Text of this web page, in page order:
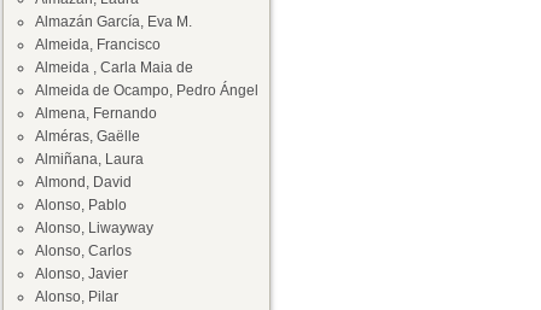
Almazán García, Eva M.
Almeida, Francisco
Almeida , Carla Maia de
Almeida de Ocampo, Pedro Ángel
Almena, Fernando
Alméras, Gaëlle
Almiñana, Laura
Almond, David
Alonso, Pablo
Alonso, Liwayway
Alonso, Carlos
Alonso, Javier
Alonso, Pilar